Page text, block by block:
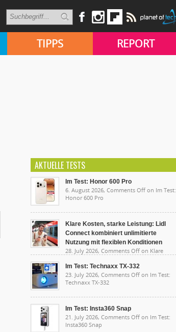
TIPPS REPORT
AKTUELLE TESTS
Im Test: Honor 600 Pro
6. August 2026, Comments Off on Im Test:
Honor 600 Pro
Klare Kosten, starke Leistung: Lidl
Connect kombiniert unlimitierte
Nutzung mit flexiblen Konditionen
28. July 2026, Comments Off on Klare
unlimitierte Nutzung mit flexiblen Konditionen
Im Test: Technaxx TX-332
23. July 2026, Comments Off on Im Test:
Technaxx TX-332
Im Test: Insta360 Snap
21. July 2026, Comments Off on Im Test:
Insta360 Snap